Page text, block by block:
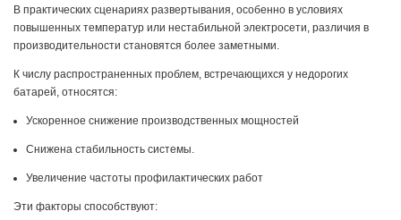
В практических сценариях развертывания, особенно в условиях
повышенных температур или нестабильной электросети, различия в
производительности становятся более заметными.
К числу распространенных проблем, встречающихся у недорогих
батарей, относятся:
Ускоренное снижение производственных мощностей
Снижена стабильность системы.
Увеличение частоты профилактических работ
Эти факторы способствуют: